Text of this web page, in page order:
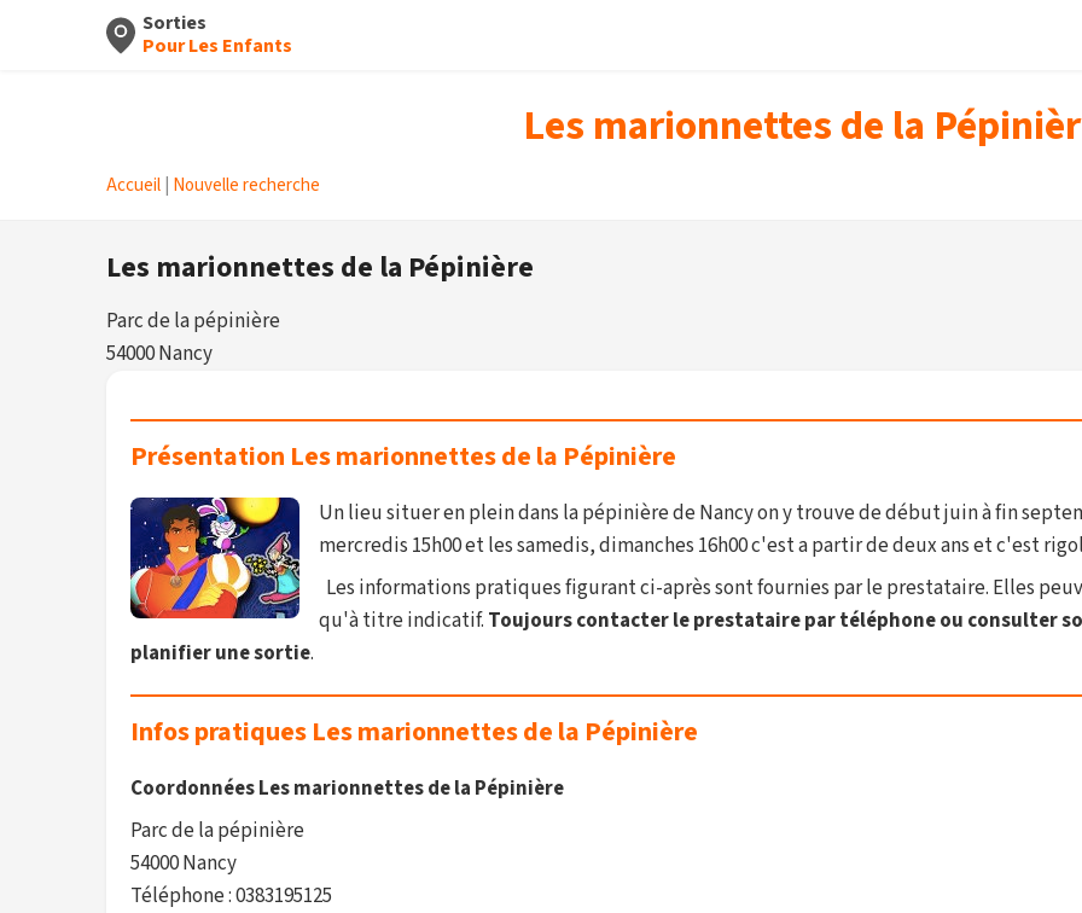
Sorties
Pour Les Enfants
Les marionnettes de la
Accueil Nouvelle recherche
Les marionnettes de la Pépinière
Parc de la pépinière
54000 Nancy
Présentation Les marionnettes de la Pépinière
Un lieu situer en plein dans la pépinière de Nancy on y trouve de début juin à fin
mercredis 15h00 et les samedis, dimanches 16h00 c'est a partir de deux ans et c'est
Les informations pratiques figurant ci-après sont fournies par le prestataire. Elles
qu'à titre indicatif. Toujours contacter le prestataire par téléphone ou consulter
planifier une sortie.
Infos pratiques Les marionnettes de la Pépinière
Coordonnées Les marionnettes de la Pépinière
Parc de la pépinière
54000 Nancy
Téléphone : 0383195125